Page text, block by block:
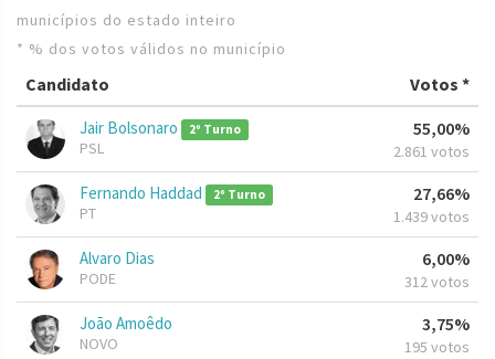
municípios do estado inteiro
* % dos votos válidos no município
Candidato Votos *
Jair Bolsonaro 2º Turno
PSL
55,00%
2.861 votos
Fernando Haddad 2º Turno
PT
27,66%
1.439 votos
Alvaro Dias
PODE
6,00%
312 votos
João Amoêdo
NOVO
3,75%
195 votos